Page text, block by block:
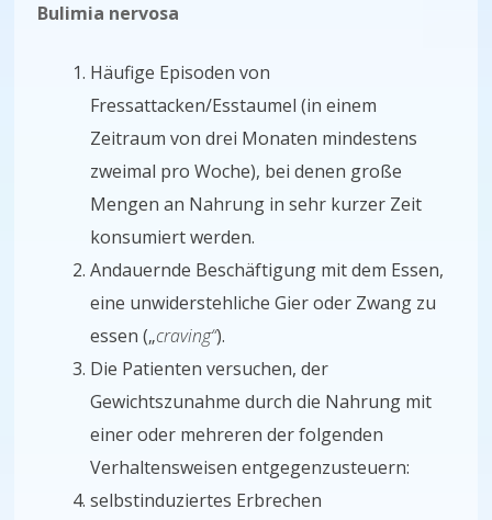
Bulimia nervosa
Häufige Episoden von
Fressattacken/Esstaumel (in einem
Zeitraum von drei Monaten mindestens
zweimal pro Woche), bei denen große
Mengen an Nahrung in sehr kurzer Zeit
konsumiert werden.
Andauernde Beschäftigung mit dem Essen,
eine unwiderstehliche Gier oder Zwang zu
essen („craving“).
Die Patienten versuchen, der
Gewichtszunahme durch die Nahrung mit
einer oder mehreren der folgenden
Verhaltensweisen entgegenzusteuern:
selbstinduziertes Erbrechen